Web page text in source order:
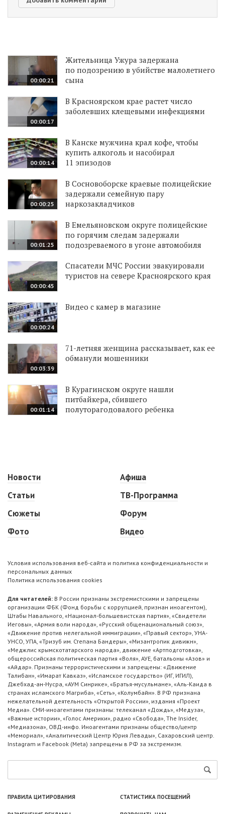
00:00:21
Жительница Ужура задержана
по подозрению в убийстве малолетнего
сына
00:00:17
В Красноярском крае растет число
заболевших клещевыми инфекциями
00:00:14
В Канске мужчина крал кофе, чтобы
купить алкоголь и насобирал
11 эпизодов
00:00:25
В Сосновоборске краевые полицейские
задержали семейную пару
наркозакладчиков
00:01:25
В Емельяновском округе полицейские
по горячим следам задержали
подозреваемого в угоне автомобиля
00:00:45
Спасатели МЧС России эвакуировали
туристов на севере Красноярского края
00:00:24
Видео с камер в магазине
00:03:39
71-летняя женщина рассказывает, как ее
обманули мошенники
00:01:14
В Курагинском округе нашли
питбайкера, сбившего
полуторагодовалого ребенка
Новости
Статьи
Сюжеты
Фото
Афиша
ТВ-Программа
Форум
Видео
Условия использования веб-сайта и политика конфиденциальности и
персональных данных
Политика использования cookies
Для читателей: В России признаны экстремистскими и запрещены
организации ФБК (Фонд борьбы с коррупцией, признан иноагентом),
Штабы Навального, «Национал-большевистская партия», «Свидетели
Иеговы», «Армия воли народа», «Русский общенациональный союз»,
«Движение против нелегальной иммиграции», «Правый сектор», УНА-
УНСО, УПА, «Тризуб им. Степана Бандеры», «Мизантропик дивижн»,
«Меджлис крымскотатарского народа», движение «Артподготовка»,
общероссийская политическая партия «Воля», АУЕ, батальоны «Азов» и
«Айдар». Признаны террористическими и запрещены: «Движение
Талибан», «Имарат Кавказ», «Исламское государство» (ИГ, ИГИЛ),
Джебхад-ан-Нусра, «АУМ Синрике», «Братья-мусульмане», «Аль-Каида в
странах исламского Магриба», «Сеть», «Колумбайн». В РФ признана
нежелательной деятельность «Открытой России», издания «Проект
Медиа». СМИ-иноагентами признаны: телеканал «Дождь», «Медуза»,
«Важные истории», «Голос Америки», радио «Свобода», The Insider,
«Медиазона», ОВД-инфо. Иноагентами признаны общество/центр
«Мемориал», «Аналитический Центр Юрия Левады», Сахаровский центр.
Instagram и Facebook (Metа) запрещены в РФ за экстремизм.
ПРАВИЛА ЦИТИРОВАНИЯ СТАТИСТИКА ПОСЕЩЕНИЙ